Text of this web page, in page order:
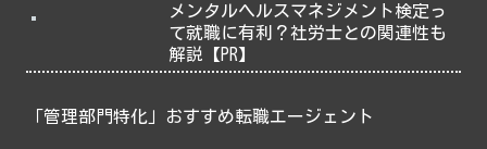
メンタルヘルスマネジメント検定っ
て就職に有利？社労士との関連性も
解説【PR】
「管理部門特化」おすすめ転職エージェント